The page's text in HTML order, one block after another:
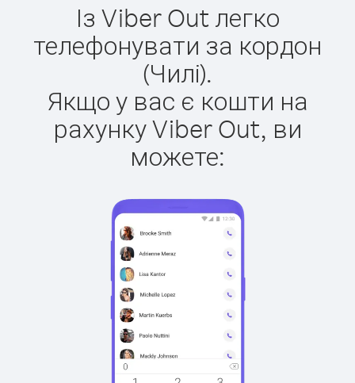
Із Viber Out легко
телефонувати за кордон
(Чилі).
Якщо у вас є кошти на
рахунку Viber Out, ви
можете: